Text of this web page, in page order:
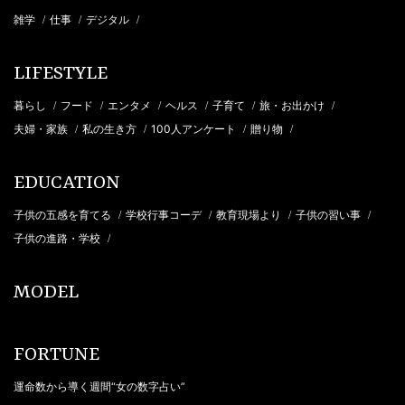
雑学 / 仕事 / デジタル /
LIFESTYLE
暮らし / フード / エンタメ / ヘルス / 子育て / 旅・お出かけ /
夫婦・家族 / 私の生き方 / 100人アンケート / 贈り物 /
EDUCATION
子供の五感を育てる / 学校行事コーデ / 教育現場より / 子供の習い事 /
子供の進路・学校 /
MODEL
FORTUNE
運命数から導く週間“女の数字占い”